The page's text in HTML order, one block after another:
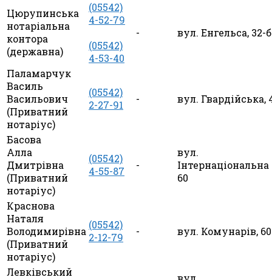
Цюрупинська
нотаріальна
контора
(державна)
(05542)
4-52-79
(05542)
4-53-40
- вул. Енгельса, 32-б
Паламарчук
Василь
Васильович
(Приватний
нотаріус)
(05542)
2-27-91
- вул. Гвардійська,
Басова
Алла
Дмитрівна
(Приватний
нотаріус)
(05542)
4-55-87
-
вул.
Інтернаціональна
60
Краснова
Наталя
Володимирівна
(Приватний
нотаріус)
(05542)
2-12-79
- вул. Комунарів, 60
Левківський